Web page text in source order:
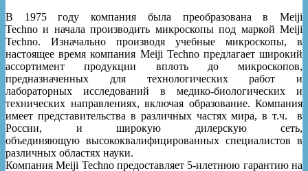
В 1975 году компания была преобразована в Meiji
Techno и начала производить микроскопы под маркой Meiji
Techno. Изначально производя учебные микроскопы, в
настоящее время компания Meiji Techno предлагает широкий
ассортимент продукции вплоть до микроскопов,
предназначенных для технологических работ и
лабораторных исследований в медико-биологических и
технических направлениях, включая образование. Компания
имеет представительства в различных частях мира, в т.ч. в
России, и широкую дилерскую сеть,
объединяющую высококвалифицированных специалистов в
различных областях науки.
Компания Meiji Techno предоставляет 5-илетнюю гарантию на